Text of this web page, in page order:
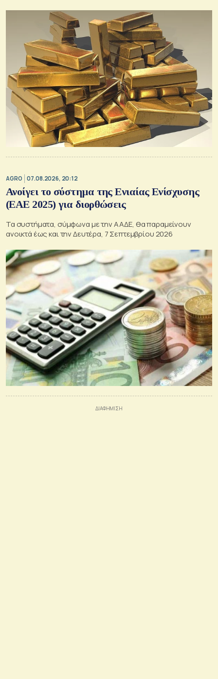
AGRO 07.08.2026, 20:12
Ανοίγει το σύστημα της Ενιαίας Ενίσχυσης
(ΕΑΕ 2025) για διορθώσεις
Τα συστήματα, σύμφωνα με την ΑΑΔΕ, θα παραμείνουν
ανοικτά έως και την Δευτέρα, 7 Σεπτεμβρίου 2026